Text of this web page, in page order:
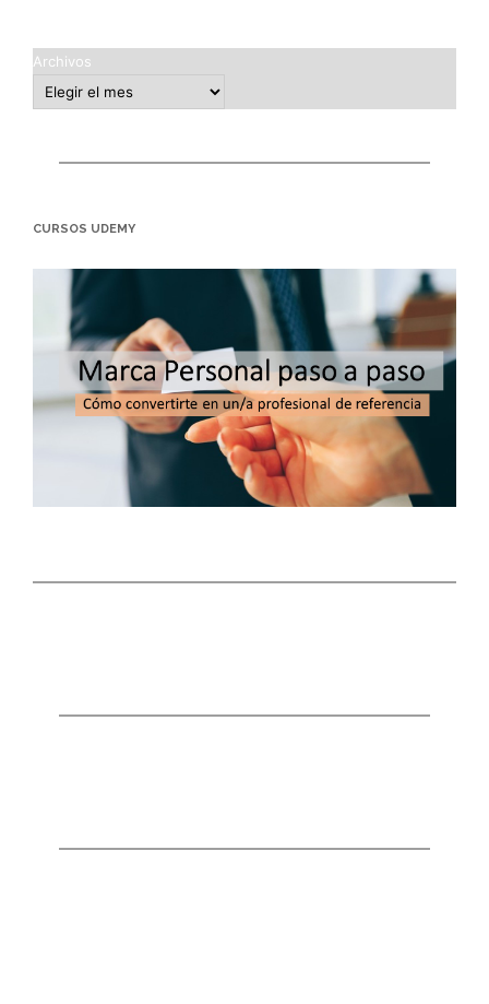
Archivos
CURSOS UDEMY